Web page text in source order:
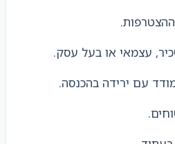
עצמאי או בעל עסק.
עם ירידה בהכנסה.